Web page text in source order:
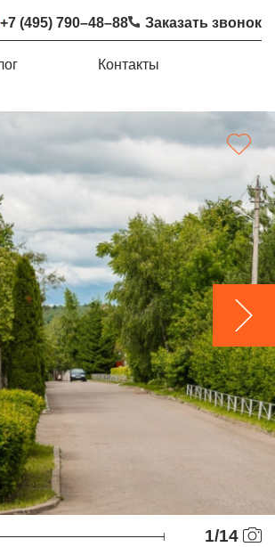
+7 (495) 790–48–88 Заказать звонок
Контакты
1/14